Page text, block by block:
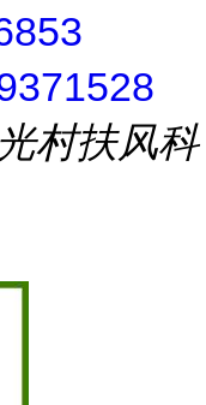
村扶风科